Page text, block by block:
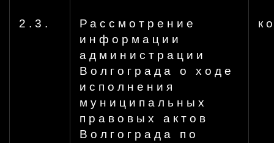
2.3.
Рассмотрение
информации
администрации
Волгограда о ходе
исполнения
муниципальных
правовых актов
Волгограда по